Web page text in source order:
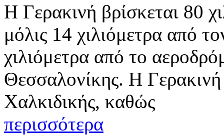
Η Γερακινή βρίσκεται 80
μόλις 14 χιλιόμετρα από
χιλιόμετρα από το
Θεσσαλονίκης. Η Γερακινή
Χαλκιδικής, καθώς
περισσότερα